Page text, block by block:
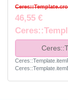
46,55 €